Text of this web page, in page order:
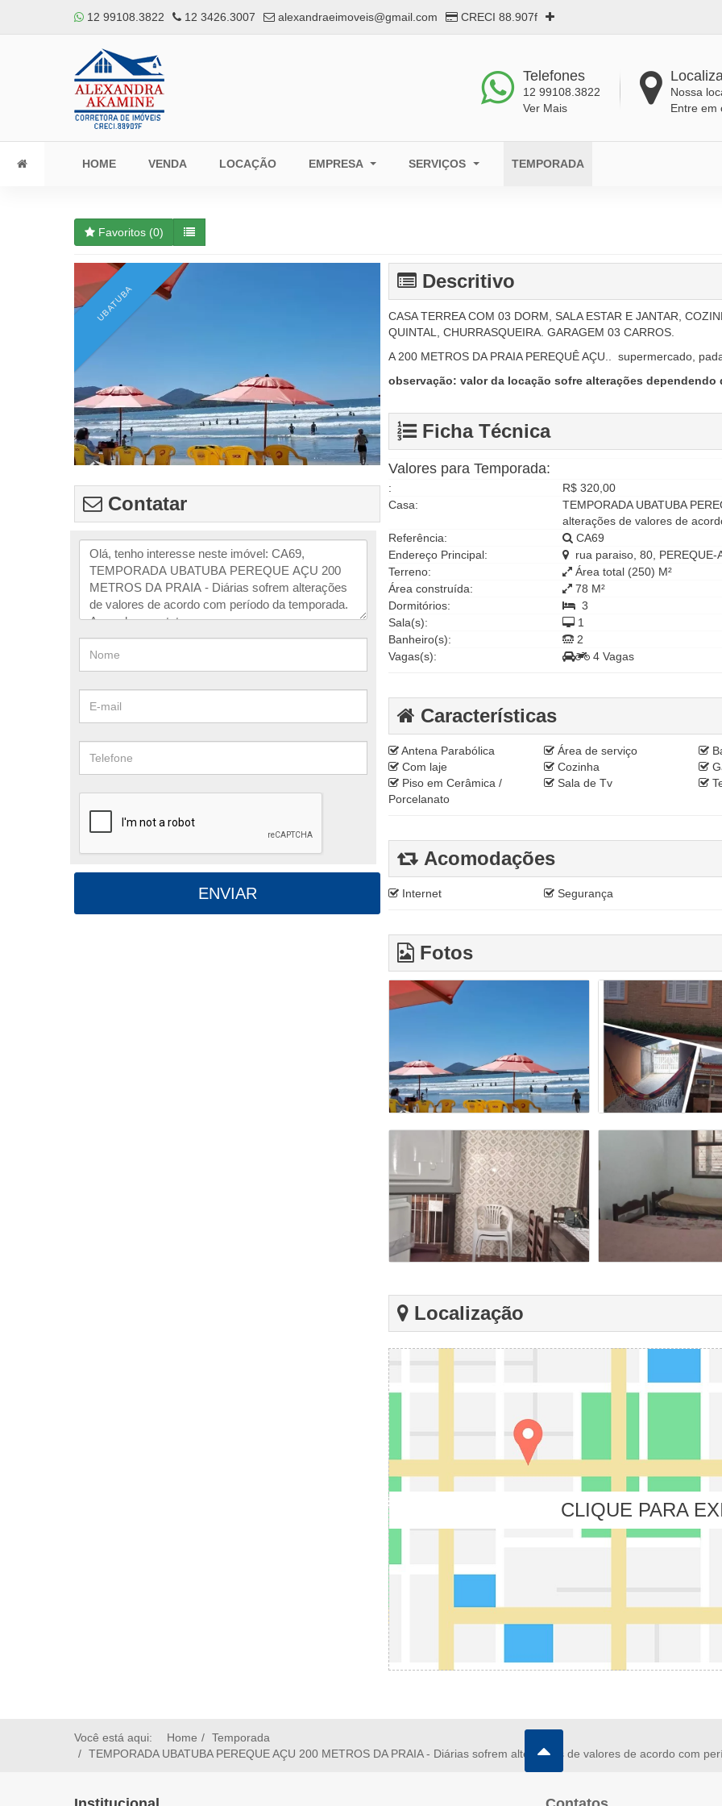
12 99108.3822 12 3426.3007 alexandraeimoveis@gmail.com CRECI 88.907f
Telefones
12 99108.3822
Ver Mais
Nossa
Entre em
HOME VENDA LOCAÇÃO EMPRESA SERVIÇOS TEMPORADA
Favoritos (0)
UBATUBA
Contatar
ENVIAR
Descritivo
CASA TERREA COM 03 DORM, SALA ESTAR E JANTAR,
QUINTAL, CHURRASQUEIRA. GARAGEM 03 CARROS.
A 200 METROS DA PRAIA PEREQUÊ AÇU.. supermercado,
observação: valor da locação sofre alterações
Ficha Técnica
Valores para Temporada:
:
R$ 320,00
Casa:
TEMPORADA UBATUBA
alterações de valores de
Referência:
CA69
Endereço Principal:
rua paraiso, 80,
Terreno:
Área total (250) M²
Área construída:
78 M²
Dormitórios:
3
Sala(s):
1
Banheiro(s):
2
Vagas(s):
4 Vagas
Características
Antena Parabólica Área de serviço
Com laje
Cozinha
Piso em Cerâmica /
Porcelanato
Sala de Tv
Acomodações
Internet Segurança
Fotos
Localização
CLIQUE PARA
Você está aqui: Home
Temporada
TEMPORADA UBATUBA PEREQUE AÇU 200 METROS DA PRAIA - Diárias sofrem alterações de valores de acordo com